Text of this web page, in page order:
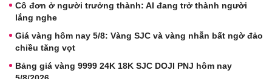
Cô đơn ở người trưởng thành: AI đang trở thành người
lắng nghe
Giá vàng hôm nay 5/8: Vàng SJC và vàng nhẫn bất ngờ đảo
chiều tăng vọt
Bảng giá vàng 9999 24K 18K SJC DOJI PNJ hôm nay